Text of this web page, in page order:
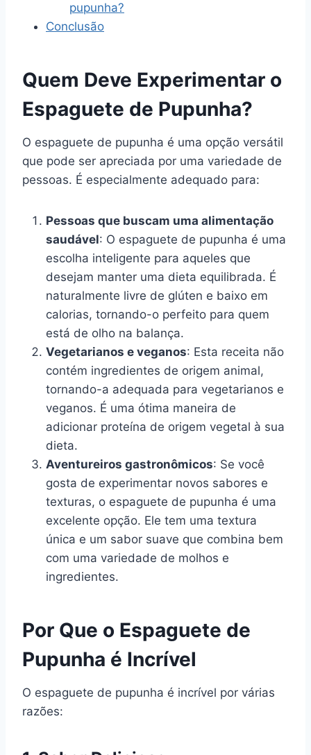
pupunha?
Conclusão
Quem Deve Experimentar o
Espaguete de Pupunha?
O espaguete de pupunha é uma opção versátil
que pode ser apreciada por uma variedade de
pessoas. É especialmente adequado para:
Pessoas que buscam uma alimentação
saudável: O espaguete de pupunha é uma
escolha inteligente para aqueles que
desejam manter uma dieta equilibrada. É
naturalmente livre de glúten e baixo em
calorias, tornando-o perfeito para quem
está de olho na balança.
Vegetarianos e veganos: Esta receita não
contém ingredientes de origem animal,
tornando-a adequada para vegetarianos e
veganos. É uma ótima maneira de
adicionar proteína de origem vegetal à sua
dieta.
Aventureiros gastronômicos: Se você
gosta de experimentar novos sabores e
texturas, o espaguete de pupunha é uma
excelente opção. Ele tem uma textura
única e um sabor suave que combina bem
com uma variedade de molhos e
ingredientes.
Por Que o Espaguete de
Pupunha é Incrível
O espaguete de pupunha é incrível por várias
razões: